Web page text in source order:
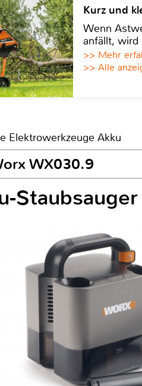
Kurz und
Wenn
anfällt, wird
>> Mehr
>> Alle
Elektrowerkzeuge Akku
WX030.9